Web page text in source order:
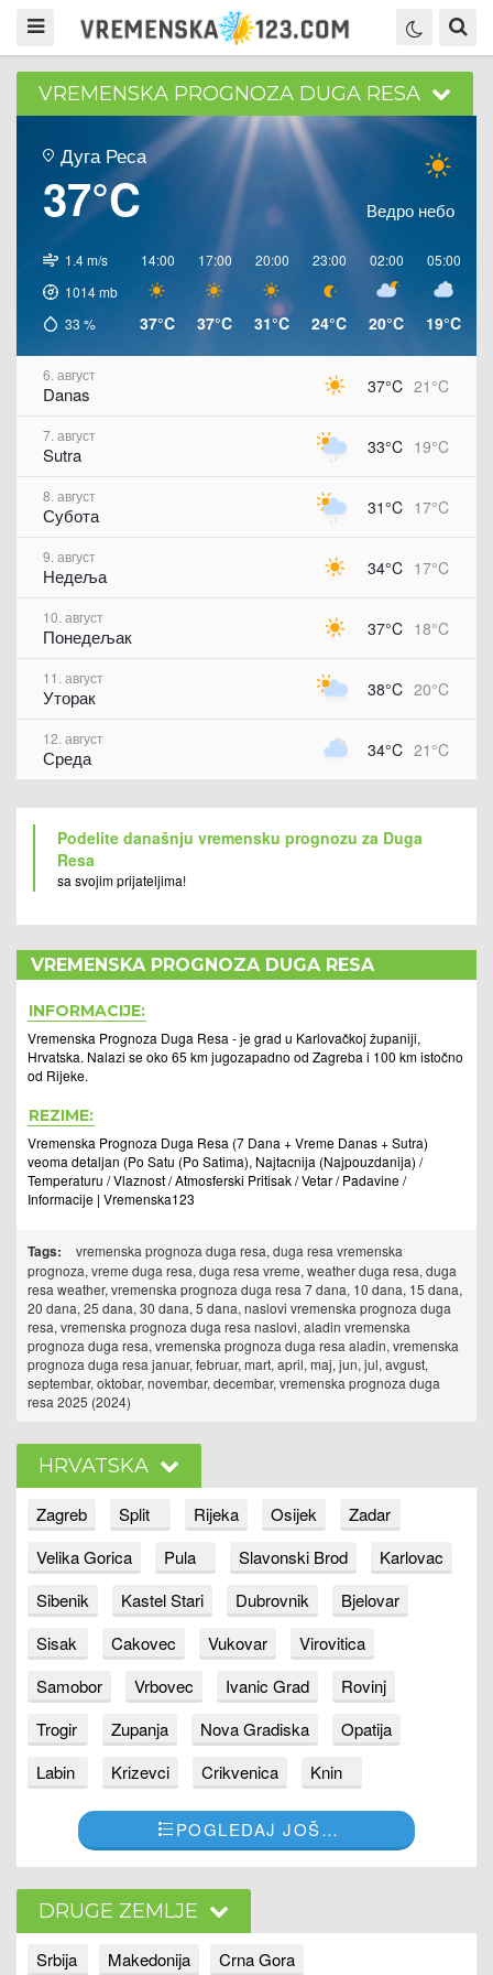
VREMENSKA PROGNOZA DUGA RESA
Дуга Реса
37°C Ведро небо
1.4 m/s
1014mb
33 %
14:00
37°C
17:00
37°C
20:00
31°C
23:00
24°C
02:00
20°C
05:00
19°C
6. август
Danas 37°C 21°C
7. август
Sutra 33°C 19°C
8. август
Субота 31°C 17°C
9. август
Недеља 34°C 17°C
10. август
Понедељак 37°C 18°C
11. август
Уторак 38°C 20°C
12. август
Среда 34°C 21°C
Podelite današnju vremensku prognozu za Duga
Resa
sa svojim prijateljima!
VREMENSKA PROGNOZA DUGA RESA
INFORMACIJE:
Vremenska Prognoza Duga Resa - je grad u Karlovačkoj županiji,
Hrvatska. Nalazi se oko 65 km jugozapadno od Zagreba i 100 km istočno
od Rijeke.
REZIME:
Vremenska Prognoza Duga Resa (7 Dana + Vreme Danas + Sutra)
veoma detaljan (Po Satu (Po Satima), Najtacnija (Najpouzdanija) /
Temperaturu / Vlaznost / Atmosferski Pritisak / Vetar / Padavine /
Informacije | Vremenska123
Tags:
vremenska prognoza duga resa, duga resa vremenska
prognoza, vreme duga resa, duga resa vreme, weather duga resa, duga
resa weather, vremenska prognoza duga resa 7 dana, 10 dana, 15 dana,
20 dana, 25 dana, 30 dana, 5 dana, naslovi vremenska prognoza duga
resa, vremenska prognoza duga resa naslovi, aladin vremenska
prognoza duga resa, vremenska prognoza duga resa aladin, vremenska
prognoza duga resa januar, februar, mart, april, maj, jun, jul, avgust,
septembar, oktobar, novembar, decembar, vremenska prognoza duga
resa 2025 (2024)
HRVATSKA
Zagreb Split Rijeka Osijek
Zadar
Velika Gorica
Pula Slavonski Brod
Karlovac
Sibenik
Kastel Stari Dubrovnik
Bjelovar
Sisak
Cakovec Vukovar
Virovitica
Samobor
Vrbovec Ivanic Grad
Rovinj
Trogir
Zupanja Nova Gradiska
Opatija
Labin
Krizevci Crikvenica Knin
POGLEDAJ JOŠ…
DRUGE ZEMLJE
Srbija Makedonija Crna Gora